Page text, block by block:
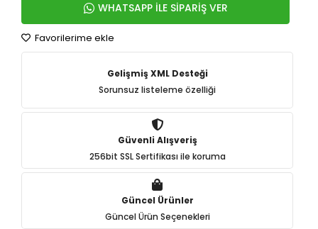
WHATSAPP İLE SİPARİŞ VER
Favorilerime ekle
Gelişmiş XML Desteği
Sorunsuz listeleme özelliği
Güvenli Alışveriş
256bit SSL Sertifikası ile koruma
Güncel Ürünler
Güncel Ürün Seçenekleri